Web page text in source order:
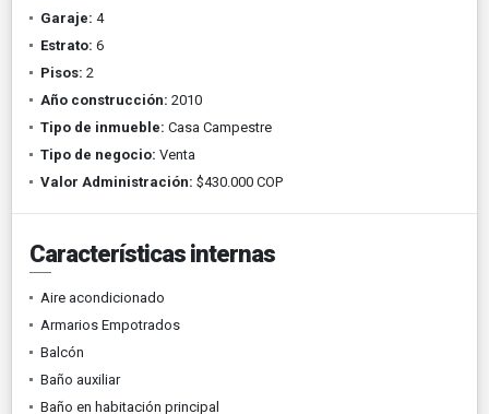
Garaje: 4
Estrato: 6
Pisos: 2
Año construcción: 2010
Tipo de inmueble: Casa Campestre
Tipo de negocio: Venta
Valor Administración: $430.000 COP
Características internas
Aire acondicionado
Armarios Empotrados
Balcón
Baño auxiliar
Baño en habitación principal